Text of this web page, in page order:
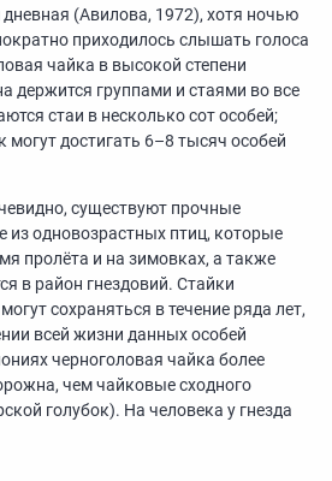
(Авилова, 1972), хотя ночью
приходилось слышать голоса
чайка в высокой степени
держится группами и стаями во все
стаи в несколько сот особей;
достигать 6–8 тысяч особей
существуют прочные
из одновозрастных птиц, которые
пролёта и на зимовках, а также
в район гнездовий. Стайки
сохраняться в течение ряда лет,
всей жизни данных особей
черноголовая чайка более
чем чайковые сходного
голубок). На человека у гнезда